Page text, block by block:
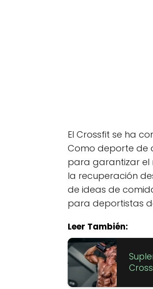
El Crossfit se ha
Como deporte de
para garantizar el
la recuperación
de ideas de
para deportistas
Leer También: